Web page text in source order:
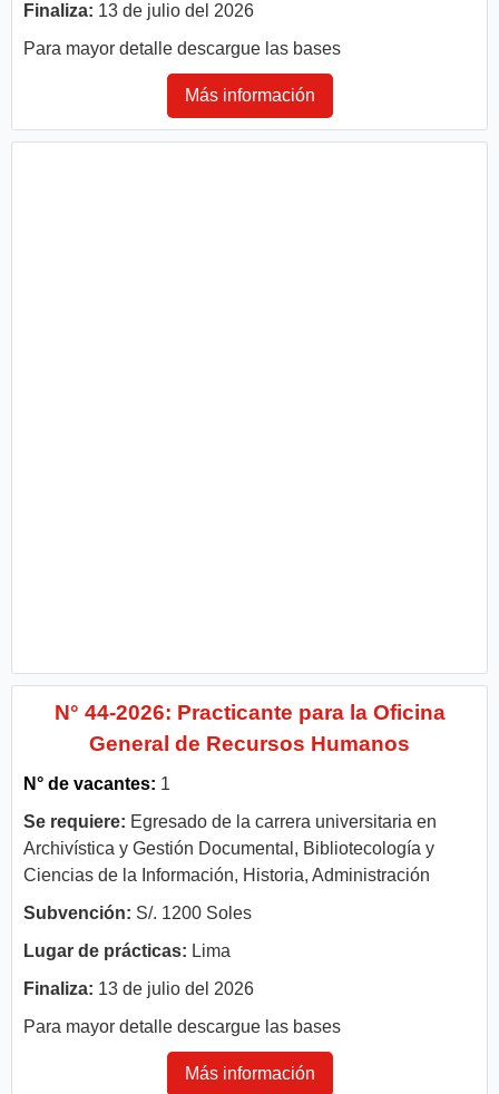
Finaliza: 13 de julio del 2026
Para mayor detalle descargue las bases
Más información
N° 44-2026: Practicante para la Oficina
General de Recursos Humanos
N° de vacantes: 1
Se requiere: Egresado de la carrera universitaria en
Archivística y Gestión Documental, Bibliotecología y
Ciencias de la Información, Historia, Administración
Subvención: S/. 1200 Soles
Lugar de prácticas: Lima
Finaliza: 13 de julio del 2026
Para mayor detalle descargue las bases
Más información